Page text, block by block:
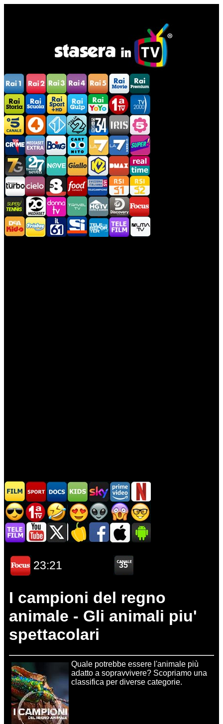
I campioni del regno
animale - Gli animali piu'
spettacolari
Quale potrebbe essere l'animale più
adatto a sopravvivere? Scopriamo una
classifica per diverse categorie.